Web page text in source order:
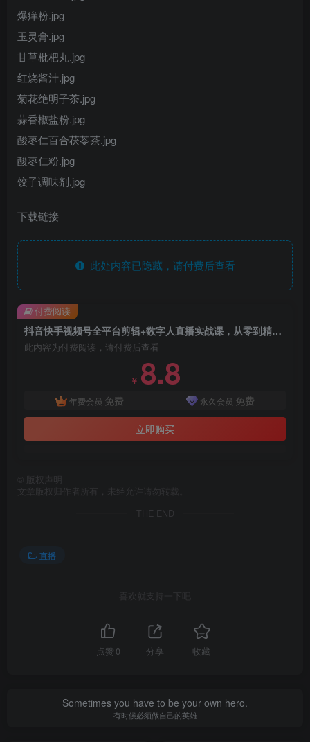
爆痒粉.jpg
玉灵膏.jpg
甘草枇杷丸.jpg
红烧酱汁.jpg
菊花绝明子茶.jpg
蒜香椒盐粉.jpg
酸枣仁百合茯苓茶.jpg
酸枣仁粉.jpg
饺子调味剂.jpg
下载链接
此处内容已隐藏，请付费后查看
抖音快手视频号全平台剪辑+数字人直播实战课，从零到精通，快速实现短视频变现(更新10月)​
此内容为付费阅读，请付费后查看
￥ 8.8
年费会员 免费 永久会员 免费
立即购买
付费阅读
版权声明
文章版权归作者所有，未经允许请勿转载。
THE END
直播
喜欢就支持一下吧
点赞 0 分享 收藏
Sometimes you have to be your own hero.
有时候必须做自己的英雄